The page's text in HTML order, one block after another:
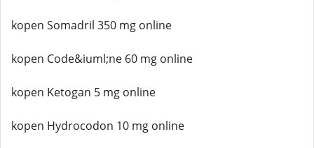
kopen Somadril 350 mg online
kopen Code&iuml;ne 60 mg online
kopen Ketogan 5 mg online
kopen Hydrocodon 10 mg online